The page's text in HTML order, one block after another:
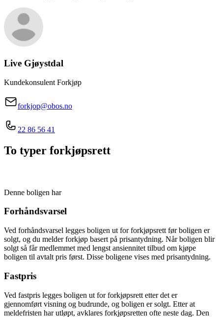
Live Gjøystdal
Kundekonsulent Forkjøp
forkjop@obos.no
22 86 56 41
To typer forkjøpsrett
Denne boligen har
Forhåndsvarsel
Ved forhåndsvarsel legges boligen ut for forkjøpsrett før boligen er
solgt, og du melder forkjøp basert på prisantydning. Når boligen blir
solgt så får medlemmet med lengst ansiennitet tilbud om kjøpe
boligen til avtalt pris først. Disse boligene vises med prisantydning.
Fastpris
Ved fastpris legges boligen ut for forkjøpsrett etter det er
gjennomført visning og budrunde, og boligen er solgt. Etter at
meldefristen har utløpt, avklares forkjøpsretten ofte neste dag. Den